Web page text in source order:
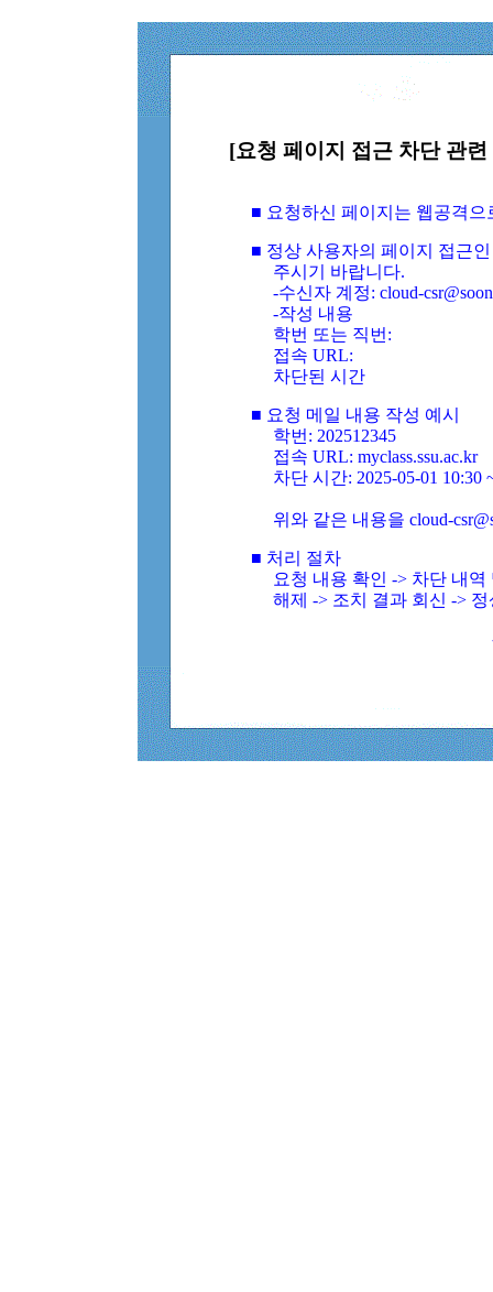
[요청 페이지 접근 차단 관
■ 요청하신 페이지는 웹공격
■ 정상 사용자의 페이지 접근
주시기 바랍니다.
-수신자 계정: cloud-
-작성 내용
학번 또는 직번:
접속 URL:
차단된 시간
■ 요청 메일 내용 작성 예시
학번: 202512345
접속 URL: myclass.ssu.ac.kr
차단 시간: 2025-05-01 10:30
위와 같은 내용을 cloud-
■ 처리 절차
요청 내용 확인 -> 차단 내
해제 -> 조치 결과 회신 ->